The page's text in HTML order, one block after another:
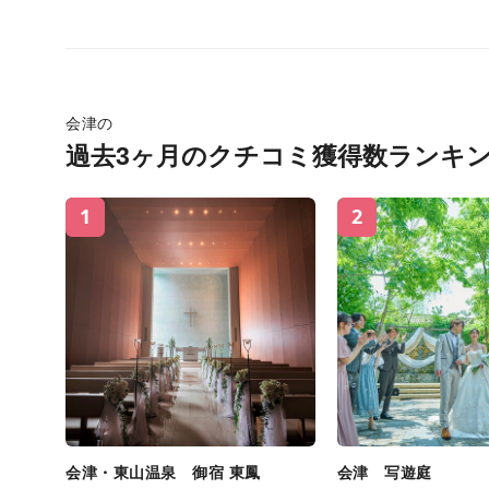
会津の
過去3ヶ月のクチコミ獲得数ランキ
1
会津・東山温泉 御宿 東鳳
2
会津 写遊庭